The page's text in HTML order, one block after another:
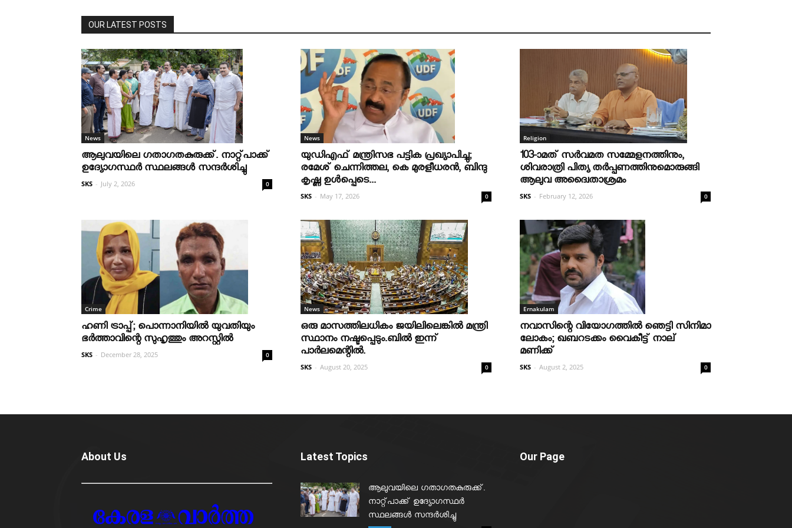
OUR LATEST POSTS
News
ആലുവയിലെ ഗതാഗതകുരുക്ക്. നാറ്റ്പാക്ക്
ഉദ്യോഗസ്ഥർ സ്ഥലങ്ങൾ സന്ദർശിച്ചു
SKS - July 2, 2026 0
News
യുഡിഎഫ് മന്ത്രിസഭ പട്ടിക പ്രഖ്യാപിച്ചു;
രമേശ് ചെന്നിത്തല, കെ മുരളീധരന്‍, ബിന്ദു
കൃഷ്ണ ഉള്‍പ്പെടെ...
SKS - May 17, 2026 0
Religion
103-ാമത് സർവമത സമ്മേളനത്തിനും,
ശിവരാത്രി പിത്യ തർപ്പണത്തിനുമൊരുങ്ങി
ആലുവ അദ്വൈതാശ്രമം
SKS - February 12, 2026 0
Crime
ഹണി ട്രാപ്പ്; പൊന്നാനിയില്‍ യുവതിയും
ഭര്‍ത്താവിന്റെ സുഹൃത്തും അറസ്റ്റില്‍
SKS - December 28, 2025 0
News
ഒരു മാസത്തിലധികം ജയിലിലെങ്കില്‍ മന്ത്രി
സ്ഥാനം നഷ്ടപ്പെടും.ബില്‍ ഇന്ന്
പാര്‍ലമെന്റില്‍.
SKS - August 20, 2025 0
Ernakulam
നവാസിന്റെ വിയോഗത്തില്‍ ഞെട്ടി സിനിമാ
ലോകം; ഖബറടക്കം വൈകീട്ട് നാല്
മണിക്ക്
SKS - August 2, 2025 0
About Us Latest Topics
ആലുവയിലെ ഗതാഗതകുരുക്ക്.
നാറ്റ്പാക്ക് ഉദ്യോഗസ്ഥർ
സ്ഥലങ്ങൾ സന്ദർശിച്ചു
Our Page